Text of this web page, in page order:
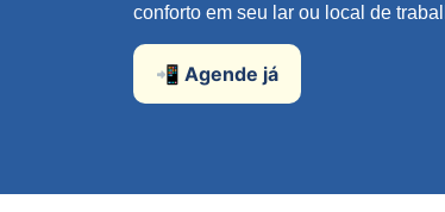
conforto em seu lar ou local de
📲 Agende já